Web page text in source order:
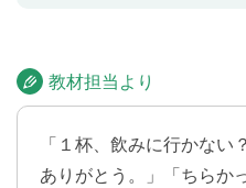
Lesson 9 自宅に招待す
す。
教材担当より
「１杯、飲みに行かな
ありがとう。」「ちらか